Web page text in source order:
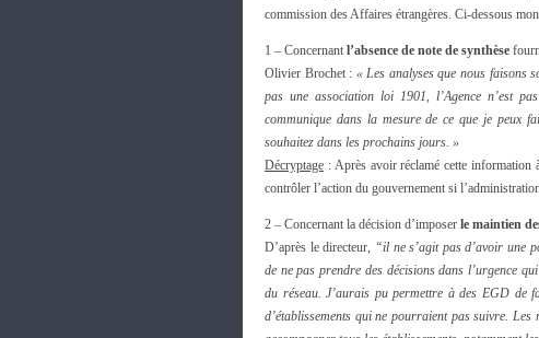
commission des Affaires étrangères. Ci-dessous
1 – Concernant l’absence de note de synthèse
Olivier Brochet : « Les analyses que nous faisons
pas une association loi 1901, l’Agence n’est
communique dans la mesure de ce que je peux
souhaitez dans les prochains jours. »
Décryptage : Après avoir réclamé cette information
contrôler l’action du gouvernement si
2 – Concernant la décision d’imposer le maintien
D’après le directeur, “il ne s’agit pas d’avoir une
de ne pas prendre des décisions dans l’urgence
du réseau. J’aurais pu permettre à des EGD de
d’établissements qui ne pourraient pas suivre. Les